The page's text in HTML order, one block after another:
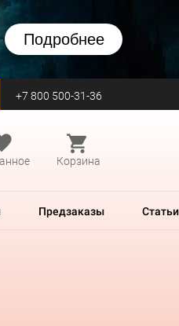
Подробнее
+7 800 500-31-36
Корзина
Предзаказы Статьи